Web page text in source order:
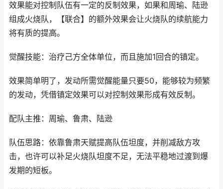
效果能对控制队伍有一定的反制效果，如果和周瑜、陆逊
组成火烧队，【联合】的额外效果会让火烧队的续航能力
将有质的提高。
觉醒技能：治疗己方全体单位，而且施加1回合的镇定。
效果简单明了，发动所需觉醒能量只要50，能够较为频繁
的发动，凭借镇定效果可以对控制效果形成有效反制。
配队主推：周瑜、鲁肃、陆逊
队伍思路：依靠鲁肃天赋提高队伍坦度，并削减敌方攻
击，也许可以补足火烧队坦度不足，无法平稳地过渡到爆
发期的短板。